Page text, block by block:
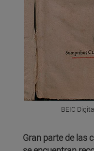
BEIC
Gran parte de las